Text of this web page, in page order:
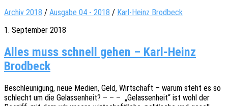
Archiv 2018 / Ausgabe 04 - 2018 / Karl-Heinz Brodbeck
1. September 2018
Alles muss schnell gehen – Karl-Heinz
Brodbeck
Beschleu­ni­gung, neue Medien, Geld, Wirt­schaft – warum steht es so
schlecht um die Gelas­sen­heit? – – – „Gelas­sen­heit“ ist wohl der